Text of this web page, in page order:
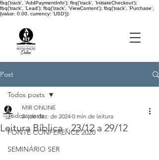
fbq('track', 'AddPaymentInfo'); fbq('track', 'InitiateCheckout');
fbq('track', 'Lead'); fbq('track', 'ViewContent'); fbq('track', 'Purchase',
{value: 0.00, currency: 'USD'});
Post
Todos posts
FONTE CONFERENCE 2020
SEMINÁRIO SER
Todos posts
Leitura Bíblica - 23/12 a 29/12
MIR ONLINE
24 de dez. de 2024 0 min de leitura